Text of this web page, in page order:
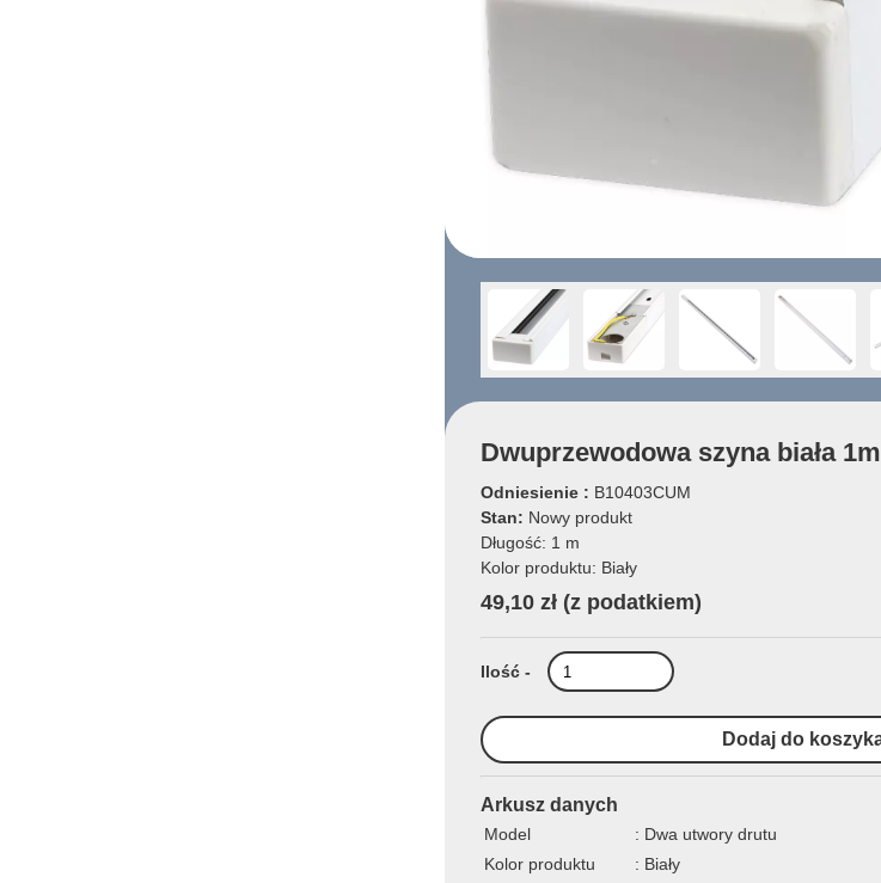
Dwuprzewodowa szyna biała 1m
Odniesienie : B10403CUM
Stan: Nowy produkt
Długość: 1 m
Kolor produktu: Biały
49,10 zł (z podatkiem)
Ilość -
Arkusz danych
Model
: Dwa utwory drutu
Kolor produktu
: Biały